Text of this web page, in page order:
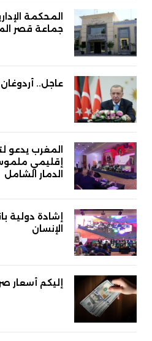
المحكمة
جماعة قصر
عاجل.. أردوغان
المغرب يدعو
إقليمي
الدمار الشامل
إشادة دولية
الإنسان
إليكم أسعار